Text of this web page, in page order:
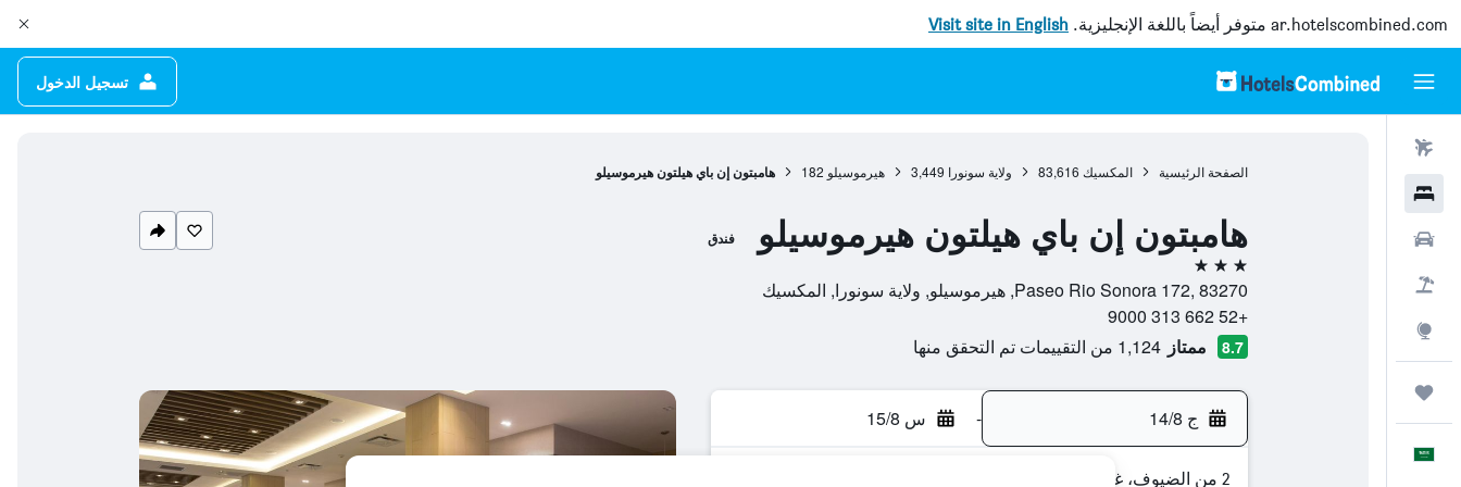
ar.hotelscombined.com متوفر أيضاً باللغة الإنجليزية. Visit site in English
تسجيل الدخول
الصفحة الرئيسية المكسيك 83,616 ولاية سونورا 3,449 هيرموسيلو 182 هامبتون إن باي هيلتون هيرموسيلو
هامبتون إن باي هيلتون هيرموسيلو فندق
3 نجوم
Paseo Rio Sonora 172, 83270, هيرموسيلو, ولاية سونورا, المكسيك
+52 662 313 9000
8.7 ممتاز 1,124 من التقييمات تم التحقق منها
ج 14/8 - س 15/8
2 من الضيوف، غرفة واحدة